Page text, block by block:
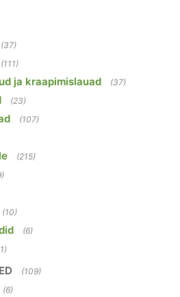
(37)
(111)
ja kraapimislauad (37)
(23)
(107)
(215)
(10)
(6)
(109)
(6)